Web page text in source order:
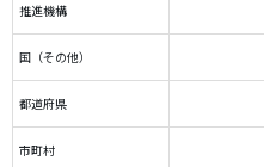
推進機構
国（その他）
都道府県
市町村